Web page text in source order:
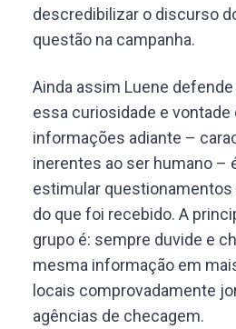
descredibilizar o discurso
questão na campanha.
Ainda assim Luene
essa curiosidade e vontade
informações adiante –
inerentes ao ser humano –
estimular questionamentos
do que foi recebido. A
grupo é: sempre duvide e
mesma informação em
locais comprovadamente
agências de checagem.